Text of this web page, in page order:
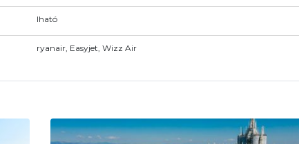
Iható
ryanair, Easyjet, Wizz Air